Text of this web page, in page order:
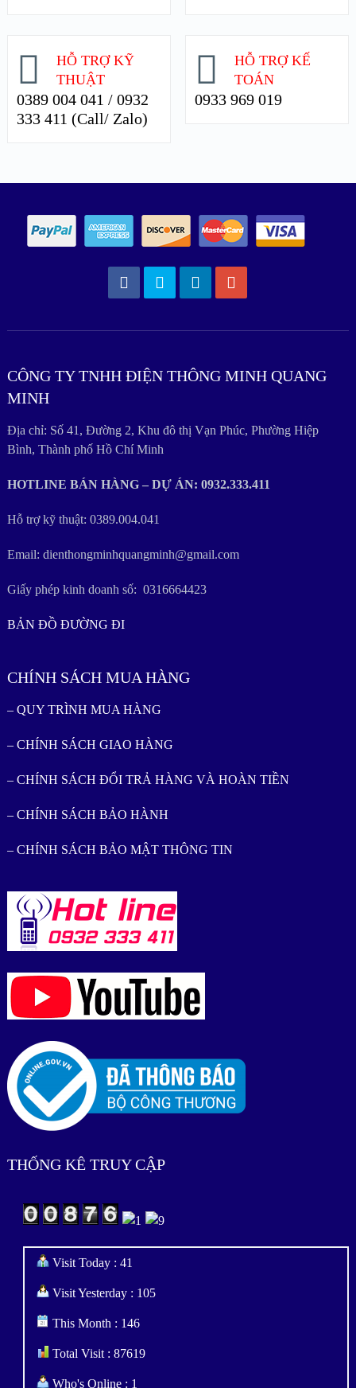
HỖ TRỢ KỸ
THUẬT
0389 004 041 / 0932
333 411 (Call/ Zalo)
HỖ TRỢ KẾ
TOÁN
0933 969 019
CÔNG TY TNHH ĐIỆN THÔNG MINH QUANG
MINH
Địa chỉ: Số 41, Đường 2, Khu đô thị Vạn Phúc, Phường Hiệp
Bình, Thành phố Hồ Chí Minh
HOTLINE BÁN HÀNG – DỰ ÁN: 0932.333.411
Hỗ trợ kỹ thuật: 0389.004.041
Email: dienthongminhquangminh@gmail.com
Giấy phép kinh doanh số: 0316664423
BẢN ĐỒ ĐƯỜNG ĐI
CHÍNH SÁCH MUA HÀNG
– QUY TRÌNH MUA HÀNG
– CHÍNH SÁCH GIAO HÀNG
– CHÍNH SÁCH ĐỔI TRẢ HÀNG VÀ HOÀN TIỀN
– CHÍNH SÁCH BẢO HÀNH
– CHÍNH SÁCH BẢO MẬT THÔNG TIN
THỐNG KÊ TRUY CẬP
Visit Today : 41
Visit Yesterday : 105
This Month : 146
Total Visit : 87619
Who's Online : 1